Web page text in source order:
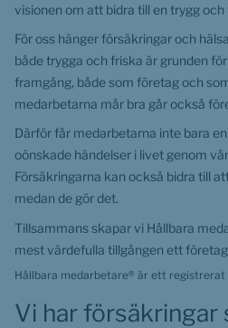
visionen om att bidra till en trygg och
För oss hänger försäkringar och
både trygga och friska är grunden
framgång, både som företag och
medarbetarna mår bra går också
Därför får medarbetarna inte bara
oönskade händelser i livet genom
Försäkringarna kan också bidra till
medan de gör det.
Tillsammans skapar vi Hållbara
mest värdefulla tillgången ett
Hållbara medarbetare® är ett registrerat
Vi har försäkringar